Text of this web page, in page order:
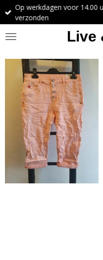
Ga
direct
de
Live
Op werkdagen voor 14.00
verzonden